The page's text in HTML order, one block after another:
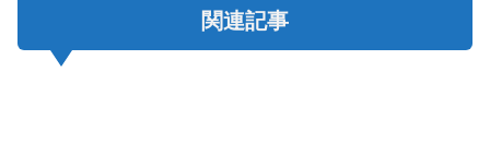
関連記事